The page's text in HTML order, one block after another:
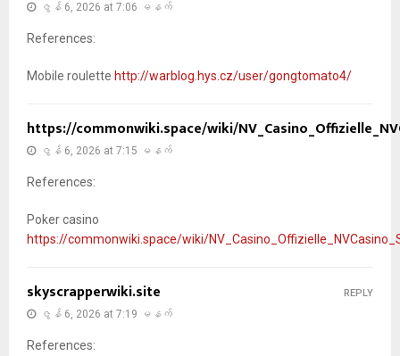
ဇွန် 6, 2026 at 7:06 မနက်
References:
Mobile roulette http://warblog.hys.cz/user/gongtomato4/
https://commonwiki.space/wiki/
ဇွန် 6, 2026 at 7:15 မနက်
References:
Poker casino
https://commonwiki.space/wiki/
skyscrapperwiki.site
ဇွန် 6, 2026 at 7:19 မနက်
References:
REPLY